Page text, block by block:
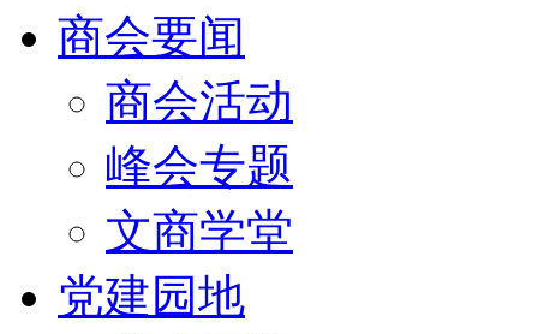
商会要闻
商会活动
峰会专题
文商学堂
党建园地